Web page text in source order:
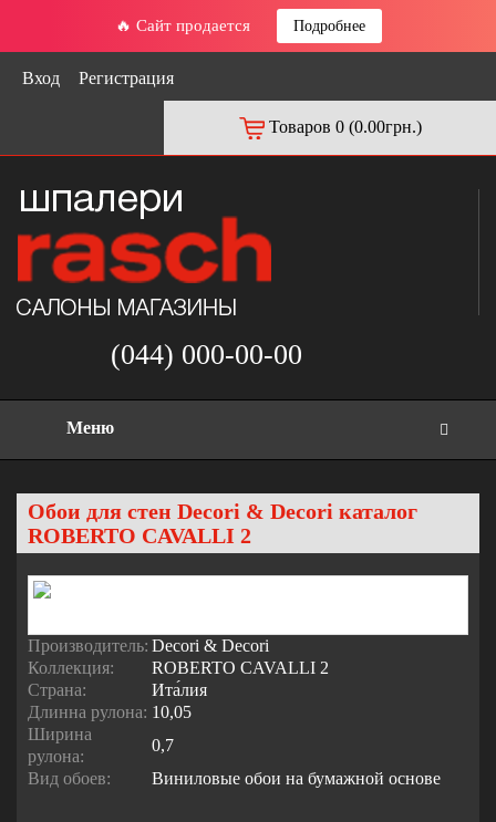
🔥 Сайт продается Подробнее
Вход Регистрация
Товаров 0 (0.00грн.)
(044) 000-00-00
Меню
Обои для стен Decori & Decori каталог
ROBERTO CAVALLI 2
Производитель: Decori & Decori
Коллекция:
ROBERTO CAVALLI 2
Страна:
Ита́лия
Длинна рулона: 10,05
Ширина
рулона:
0,7
Вид обоев:
Виниловые обои на бумажной основе